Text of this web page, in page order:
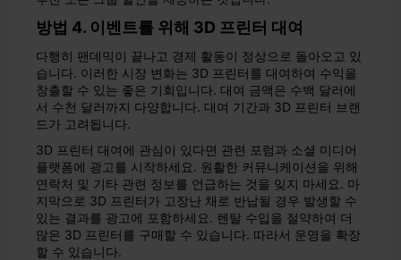
방법 4. 이벤트를 위해 3D 프린터 대여
다행히 팬데믹이 끝나고 경제 활동이 정상으로 돌아오고 있
습니다. 이러한 시장 변화는 3D 프린터를 대여하여 수익을
창출할 수 있는 좋은 기회입니다. 대여 금액은 수백 달러에
서 수천 달러까지 다양합니다. 대여 기간과 3D 프린터 브랜
드가 고려됩니다.
3D 프린터 대여에 관심이 있다면 관련 포럼과 소셜 미디어
플랫폼에 광고를 시작하세요. 원활한 커뮤니케이션을 위해
연락처 및 기타 관련 정보를 언급하는 것을 잊지 마세요. 마
지막으로 3D 프린터가 고장난 채로 반납될 경우 발생할 수
있는 결과를 광고에 포함하세요. 렌탈 수입을 절약하여 더
많은 3D 프린터를 구매할 수 있습니다. 따라서 운영을 확장
할 수 있습니다.